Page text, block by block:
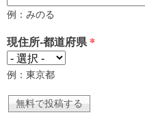
例：みのる
現住所-都道府県*
例：東京都